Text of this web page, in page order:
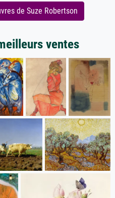
de Suze Robertson
ventes